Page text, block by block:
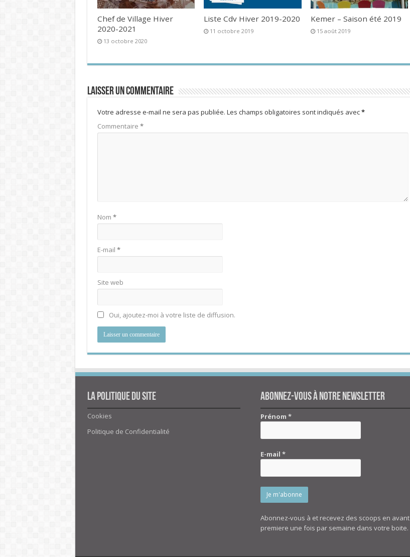
Chef de Village Hiver
2020-2021
13 octobre 2020
Liste Cdv Hiver 2019-2020
11 octobre 2019
Kemer – Saison été 2019
15 août 2019
Laisser un commentaire
Votre adresse e-mail ne sera pas publiée. Les champs obligatoires sont indiqués avec*
Commentaire *
Nom *
E-mail *
Site web
Oui, ajoutez-moi à votre liste de diffusion.
La politique du site
Cookies
Politique de Confidentialité
Abonnez-vous à notre newsletter
Prénom*
E-mail*
Abonnez-vous à et recevez des scoops en avant
premiere une fois par semaine dans votre boite.